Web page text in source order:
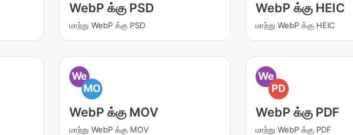
WebP க்கு PSD
மாற்று WebP க்கு PSD
WebP க்கு HEIC
மாற்று WebP க்கு HEIC
We
MO
WebP க்கு MOV
மாற்று WebP க்கு MOV
We
PD
WebP க்கு PDF
மாற்று WebP க்கு PDF